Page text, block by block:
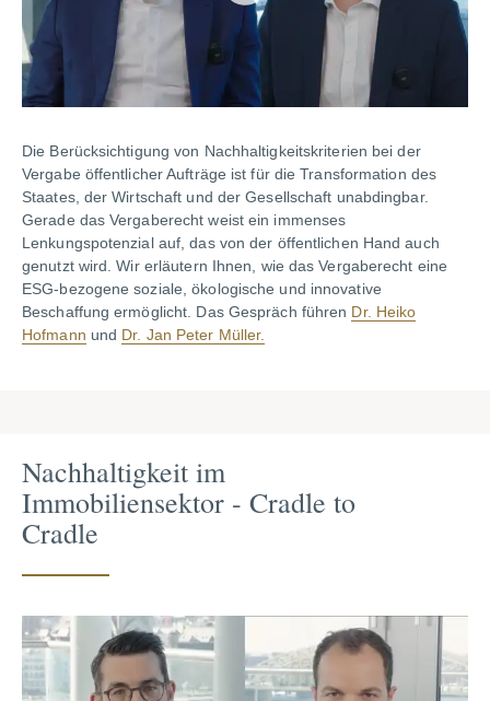
Die Berücksichtigung von Nachhaltigkeitskriterien bei der
Vergabe öffentlicher Aufträge ist für die Transformation des
Staates, der Wirtschaft und der Gesellschaft unabdingbar.
Gerade das Vergaberecht weist ein immenses
Lenkungspotenzial auf, das von der öffentlichen Hand auch
genutzt wird. Wir erläutern Ihnen, wie das Vergaberecht eine
ESG-bezogene soziale, ökologische und innovative
Beschaffung ermöglicht. Das Gespräch führen Dr. Heiko
Hofmann und Dr. Jan Peter Müller.
Nachhaltigkeit im
Immobiliensektor - Cradle to
Cradle